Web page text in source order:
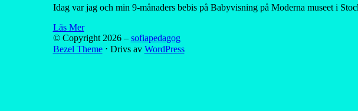
Idag var jag och min 9-månaders bebis på Babyvisning på Moderna museet i
Läs Mer
© Copyright 2026 – sofiapedagog
Bezel Theme ⋅ Drivs av WordPress